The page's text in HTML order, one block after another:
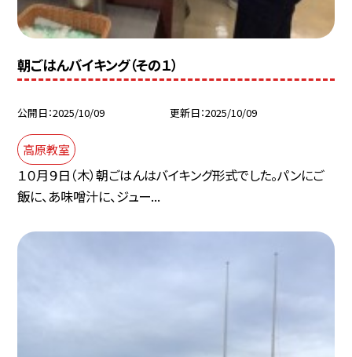
朝ごはんバイキング（その１）
公開日 2025/10/09 更新日 2025/10/09
高原教室
１０月９日（木）朝ごはんはバイキング形式でした。パンにご
飯に、あ味噌汁に、ジュー...